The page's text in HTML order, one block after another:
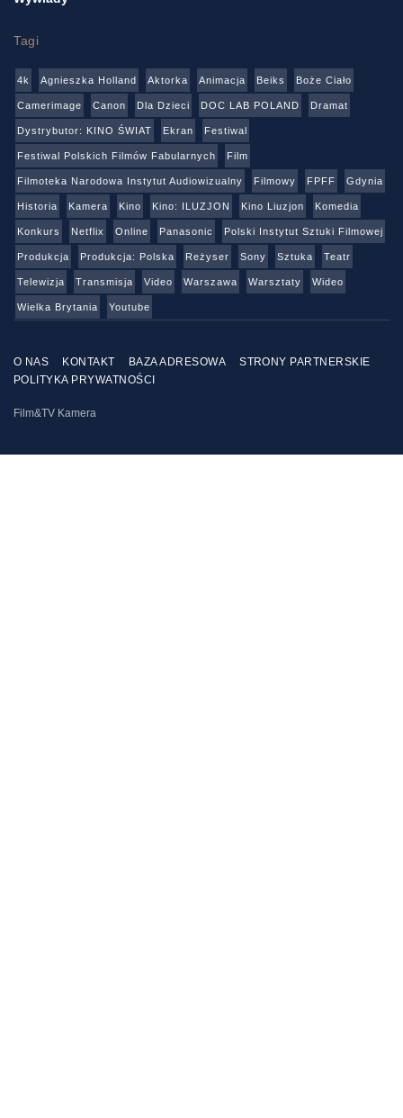
Tagi
4k Agnieszka Holland Aktorka Animacja Beiks Boże Ciało
Camerimage Canon Dla Dzieci DOC LAB POLAND Dramat
Dystrybutor: KINO ŚWIAT Ekran Festiwal
Festiwal Polskich Filmów Fabularnych Film
Filmoteka Narodowa Instytut Audiowizualny Filmowy FPFF Gdynia
Historia Kamera Kino Kino: ILUZJON Kino Liuzjon Komedia
Konkurs Netflix Online Panasonic Polski Instytut Sztuki Filmowej
Produkcja Produkcja: Polska Reżyser Sony Sztuka Teatr
Telewizja Transmisja Video Warszawa Warsztaty Wideo
Wielka Brytania Youtube
O NAS KONTAKT BAZA ADRESOWA
STRONY PARTNERSKIE
POLITYKA PRYWATNOŚCI
Film&TV Kamera